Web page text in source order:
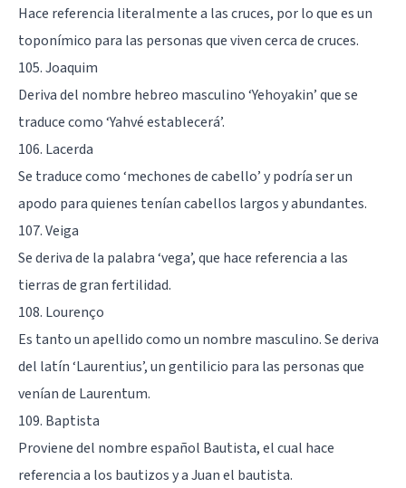
Hace referencia literalmente a las cruces, por lo que es un
toponímico para las personas que viven cerca de cruces.
105. Joaquim
Deriva del nombre hebreo masculino ‘Yehoyakin’ que se
traduce como ‘Yahvé establecerá’.
106. Lacerda
Se traduce como ‘mechones de cabello’ y podría ser un
apodo para quienes tenían cabellos largos y abundantes.
107. Veiga
Se deriva de la palabra ‘vega’, que hace referencia a las
tierras de gran fertilidad.
108. Lourenço
Es tanto un apellido como un nombre masculino. Se deriva
del latín ‘Laurentius’, un gentilicio para las personas que
venían de Laurentum.
109. Baptista
Proviene del nombre español Bautista, el cual hace
referencia a los bautizos y a Juan el bautista.